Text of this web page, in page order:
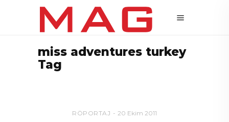
miss adventures turkey
Tag
RÖPORTAJ 20 Ekim 2011